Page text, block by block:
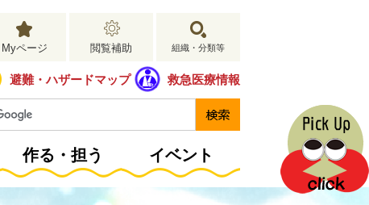
Myページ 閲覧補助 組織・分類等
避難・ハザードマップ 救急医療情報
作る・担う イベント